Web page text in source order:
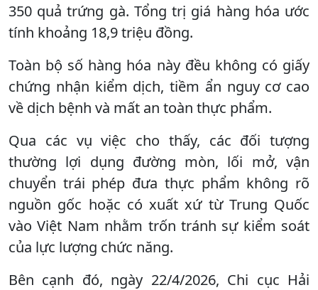
350 quả trứng gà. Tổng trị giá hàng hóa ước
tính khoảng 18,9 triệu đồng.
Toàn bộ số hàng hóa này đều không có giấy
chứng nhận kiểm dịch, tiềm ẩn nguy cơ cao
về dịch bệnh và mất an toàn thực phẩm.
Qua các vụ việc cho thấy, các đối tượng
thường lợi dụng đường mòn, lối mở, vận
chuyển trái phép đưa thực phẩm không rõ
nguồn gốc hoặc có xuất xứ từ Trung Quốc
vào Việt Nam nhằm trốn tránh sự kiểm soát
của lực lượng chức năng.
Bên cạnh đó, ngày 22/4/2026, Chi cục Hải